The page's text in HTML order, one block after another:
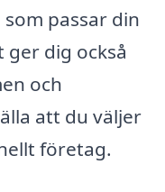
passar din
ger dig också
och
att du väljer
företag.